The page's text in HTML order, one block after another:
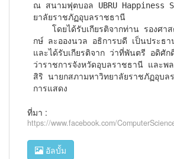
ณ สนามฟุตบอล UBRU Happiness
ยาลัยราชภัฏอุบลราชธานี
กษ์ ละอองนวล อธิการบดี เป็นประธา
และได้รับเกียรติจาก ว่าที่พันตรี อดิศั
ว่าราชการจังหวัดอุบลราชธานี และพ
สิริ นายกสภามหาวิทยาลัยราชภัฏอุบ
การแสดง
ที่มา :
https://www.facebook.com/
อัลบั้ม